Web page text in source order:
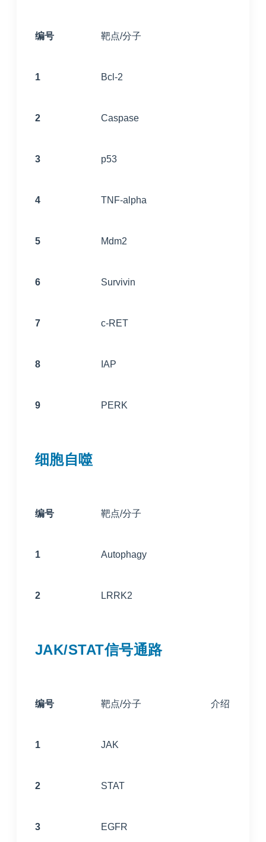
编号 靶点/分子
1 Bcl-2
2 Caspase
3 p53
4 TNF-alpha
5 Mdm2
6 Survivin
7 c-RET
8 IAP
9 PERK
细胞自噬
编号 靶点/分子
1 Autophagy
2 LRRK2
JAK/STAT信号通路
编号 靶点/分子 介绍
1 JAK
2 STAT
3 EGFR